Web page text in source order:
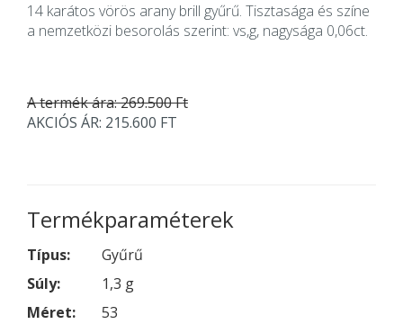
14 karátos vörös arany brill gyűrű. Tisztasága és színe
a nemzetközi besorolás szerint: vs,g, nagysága 0,06ct.
A termék ára: 269.500 Ft
AKCIÓS ÁR: 215.600 FT
Termékparaméterek
Típus:
Gyűrű
Súly:
1,3 g
Méret:
53